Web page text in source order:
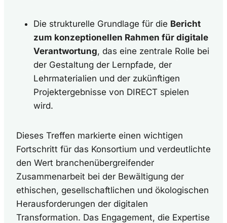
Die strukturelle Grundlage für die Bericht
zum konzeptionellen Rahmen für digitale
Verantwortung, das eine zentrale Rolle bei
der Gestaltung der Lernpfade, der
Lehrmaterialien und der zukünftigen
Projektergebnisse von DIRECT spielen
wird.
Dieses Treffen markierte einen wichtigen
Fortschritt für das Konsortium und verdeutlichte
den Wert branchenübergreifender
Zusammenarbeit bei der Bewältigung der
ethischen, gesellschaftlichen und ökologischen
Herausforderungen der digitalen
Transformation. Das Engagement, die Expertise